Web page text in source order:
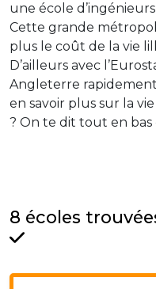
une école
Cette grande
plus le coût de la vie
D’ailleurs avec
Angleterre
en savoir plus sur la
? On te dit tout en bas
8 écoles